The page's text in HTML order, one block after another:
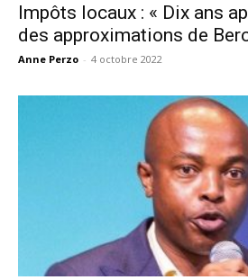
Impôts locaux : « Dix ans
des approximations de
Anne Perzo - 4 octobre 2022